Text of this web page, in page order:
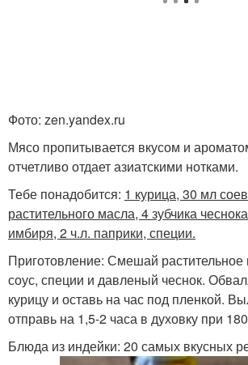
Фото: zen.yandex.ru
Мясо пропитывается вкусом и
отчетливо отдает азиатскими нотками.
Тебе понадобится: 1 курица, 30 мл
растительного масла, 4 зубчика
имбиря, 2 ч.л. паприки, специи.
Приготовление: Смешай
соус, специи и давленый чеснок.
курицу и оставь на час под пленкой.
отправь на 1,5-2 часа в духовку при
Блюда из индейки: 20 самых вкусных